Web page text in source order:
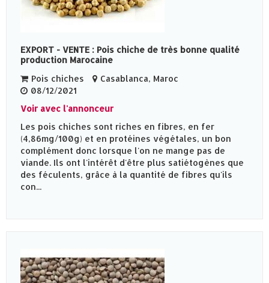
EXPORT - VENTE : Pois chiche de très bonne qualité
production Marocaine
Pois chiches
Casablanca, Maroc
08/12/2021
Voir avec l'annonceur
Les pois chiches sont riches en fibres, en fer
(4,86mg/100g) et en protéines végétales, un bon
complément donc lorsque l'on ne mange pas de
viande. Ils ont l'intérêt d'être plus satiétogènes que
des féculents, grâce à la quantité de fibres qu'ils
con...